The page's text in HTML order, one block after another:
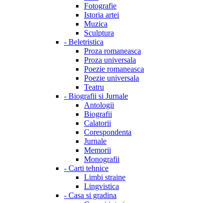
Fotografie
Istoria artei
Muzica
Sculptura
- Beletristica
Proza romaneasca
Proza universala
Poezie romaneasca
Poezie universala
Teatru
- Biografii si Jurnale
Antologii
Biografii
Calatorii
Corespondenta
Jurnale
Memorii
Monografii
- Carti tehnice
Limbi straine
Lingvistica
- Casa si gradina